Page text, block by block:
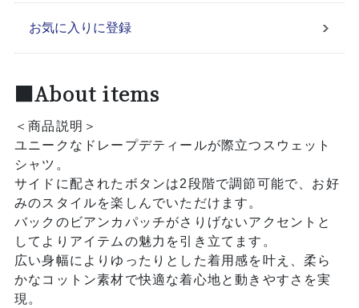
お気に入りに登録
■About items
＜商品説明＞
ユニークなドレープデティールが際立つスウェット
シャツ。
サイドに配されたボタンは2段階で調節可能で、お好
みのスタイルを楽しんでいただけます。
バックのビアンカパッチがさりげないアクセントと
してよりアイテムの魅力を引き立てます。
広い身幅によりゆったりとした着用感を叶え、柔ら
かなコットン素材で快適な着心地と動きやすさを実
現。